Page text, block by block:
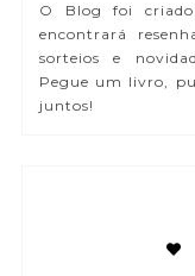
O Blog foi
encontrará
sorteios e
Pegue um livro,
juntos!